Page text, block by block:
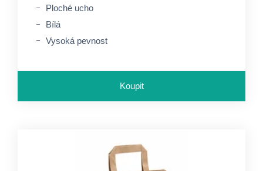
Ploché ucho
Bílá
Vysoká pevnost
Koupit